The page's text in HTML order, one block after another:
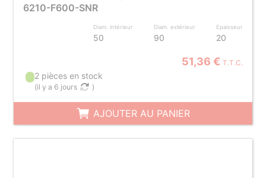
6210-F600-SNR
Diam. intérieur
50
Diam. extérieur
90
Epaisseur
20
51,36 € T.T.C.
2 pièces en stock
(il y a 6 jours )
AJOUTER AU PANIER